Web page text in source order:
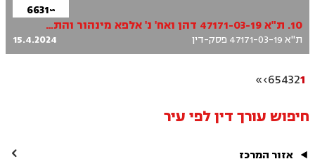
~6631
10. ת"א 47171-03-19 דהן ואח' נ' אלפא מינהור והתזת בטון בע"מ ואח'
ת"א 47171-03-19 פסק-דין 15.4.2024
1
2
3
4
5
6
›
»
חיפוש עורך דין לפי עיר
אזור המרכז 